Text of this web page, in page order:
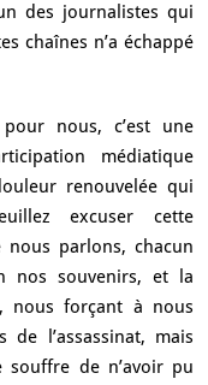
des journalistes qui
chaînes n’a échappé
nous, c’est une
médiatique
renouvelée qui
excuser cette
parlons, chacun
nos souvenirs, et la
nous forçant à nous
l’assassinat, mais
de n’avoir pu